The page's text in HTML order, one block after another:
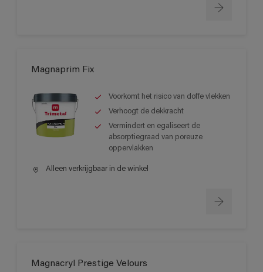
Magnaprim Fix
Voorkomt het risico van doffe vlekken
Verhoogt de dekkracht
Vermindert en egaliseert de
absorptiegraad van poreuze
oppervlakken
Alleen verkrijgbaar in de winkel
Magnacryl Prestige Velours